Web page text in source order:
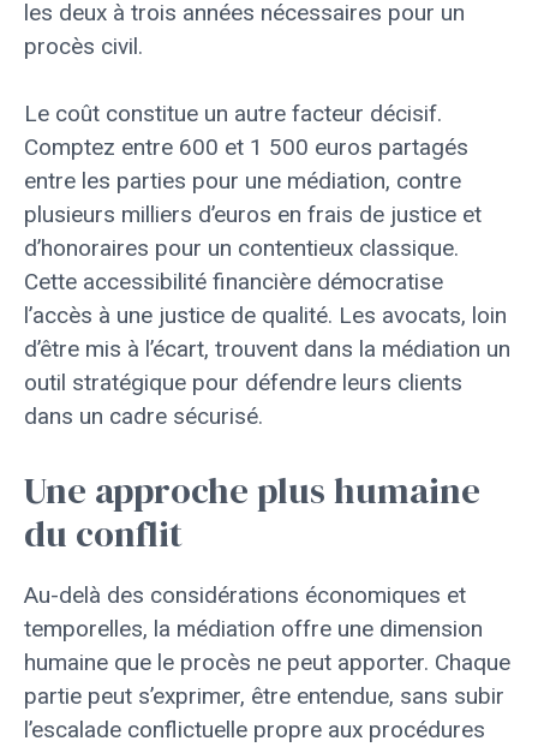
les deux à trois années nécessaires pour un
procès civil.
Le coût constitue un autre facteur décisif.
Comptez entre 600 et 1 500 euros partagés
entre les parties pour une médiation, contre
plusieurs milliers d’euros en frais de justice et
d’honoraires pour un contentieux classique.
Cette accessibilité financière démocratise
l’accès à une justice de qualité. Les avocats, loin
d’être mis à l’écart, trouvent dans la médiation un
outil stratégique pour défendre leurs clients
dans un cadre sécurisé.
Une approche plus humaine
du conflit
Au-delà des considérations économiques et
temporelles, la médiation offre une dimension
humaine que le procès ne peut apporter. Chaque
partie peut s’exprimer, être entendue, sans subir
l’escalade conflictuelle propre aux procédures